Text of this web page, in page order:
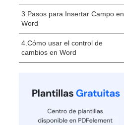
3.Pasos para Insertar Campo en
Word
4.Cómo usar el control de
cambios en Word